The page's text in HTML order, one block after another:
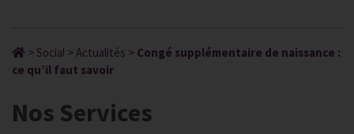
> Social > Actualités > Congé supplémentaire de naissance :
ce qu’il faut savoir
Nos Services